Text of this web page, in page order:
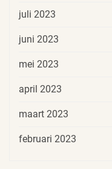
juli 2023
juni 2023
mei 2023
april 2023
maart 2023
februari 2023